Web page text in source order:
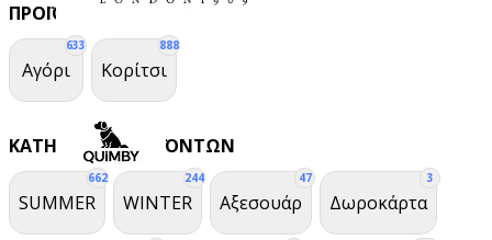
ΠΡΟΪΌΝ ΦΎΛΟ
633
Αγόρι
888
Κορίτσι
ΚΑΤΗΓΟΡΊΕΣ ΠΡΟΪΌΝΤΩΝ
662
SUMMER
244
WINTER
47
Αξεσουάρ
3
Δωροκάρτα